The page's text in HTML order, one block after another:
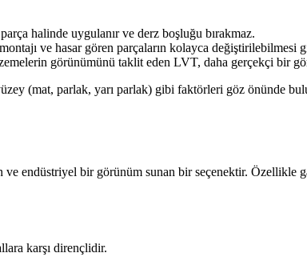
halinde uygulanır ve derz boşluğu bırakmaz.
ve hasar gören parçaların kolayca değiştirilebilmesi
görünümünü taklit eden LVT, daha gerçekçi bir
(mat, parlak, yarı parlak) gibi faktörleri göz önünde
endüstriyel bir görünüm sunan bir seçenektir.
karşı dirençlidir.